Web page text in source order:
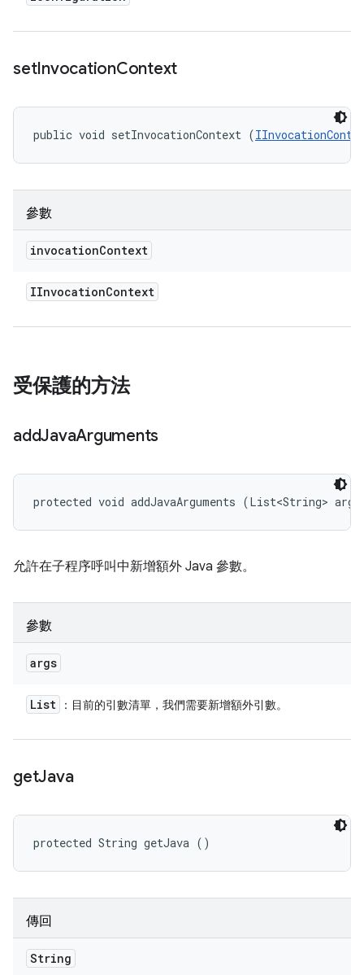
setInvocationContext
public void setInvocationContext (
參數
invocationContext
IInvocationContext
受保護的方法
addJavaArguments
protected void addJavaArguments (List<String>
允許在子程序呼叫中新增額外 Java 參數。
參數
args
List ：目前的引數清單，我們需要新增額外引數。
getJava
protected String getJava ()
傳回
String